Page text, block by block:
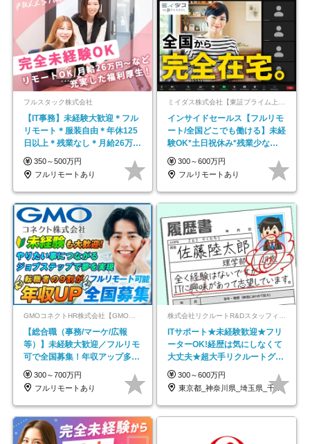
フルスタック株式会社
【IT事務】未経験大歓迎＊フル
リモート＊服装自由＊年休125
日以上＊残業なし＊月給26万円
以上
350～500万円
フルリモートあり
ミイダス株式会社【東証プライム上場パーソルグループ】
インサイドセールス【フルリモ
ート/全国どこでも働ける】未経
験OK*土日祝休み*残業少なめ*
在宅勤務手当あり
300～600万円
フルリモートあり
GMOコネクトHR株式会社【GMOインターネットグループ】
【総合職（事務/マーケ/広報
等）】未経験大歓迎／フルリモ
可で全国募集！年収アップ多数
★年休最大130日★
300～700万円
フルリモートあり
ITサポート★未経験歓迎★フリ
ーターOK!経歴は気にしなくて
大丈夫★超大手リクルートグル
ープの正社員/sg
300～600万円
東京都_神奈川県_埼玉県_千葉県_大阪府…